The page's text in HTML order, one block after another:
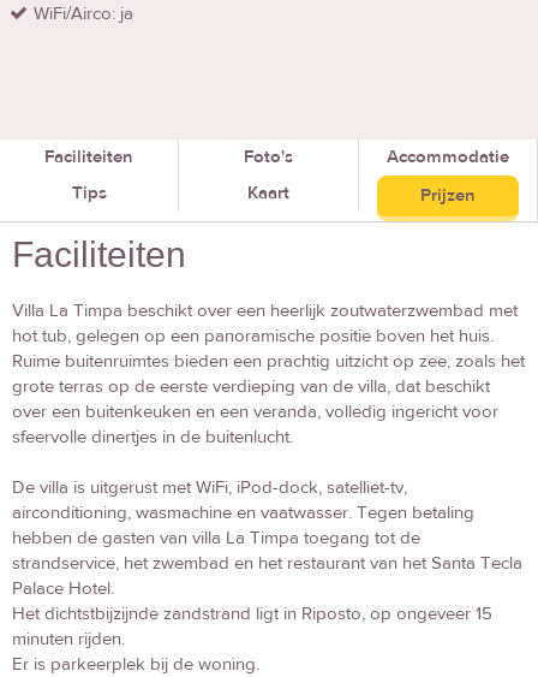
WiFi/Airco: ja
Faciliteiten Foto's
Accommodatie
Tips
Kaart Prijzen
Faciliteiten
Villa La Timpa beschikt over een heerlijk zoutwaterzwembad met
hot tub, gelegen op een panoramische positie boven het huis.
Ruime buitenruimtes bieden een prachtig uitzicht op zee, zoals het
grote terras op de eerste verdieping van de villa, dat beschikt
over een buitenkeuken en een veranda, volledig ingericht voor
sfeervolle dinertjes in de buitenlucht.
De villa is uitgerust met WiFi, iPod-dock, satelliet-tv,
airconditioning, wasmachine en vaatwasser. Tegen betaling
hebben de gasten van villa La Timpa toegang tot de
strandservice, het zwembad en het restaurant van het Santa Tecla
Palace Hotel.
Het dichtstbijzijnde zandstrand ligt in Riposto, op ongeveer 15
minuten rijden.
Er is parkeerplek bij de woning.